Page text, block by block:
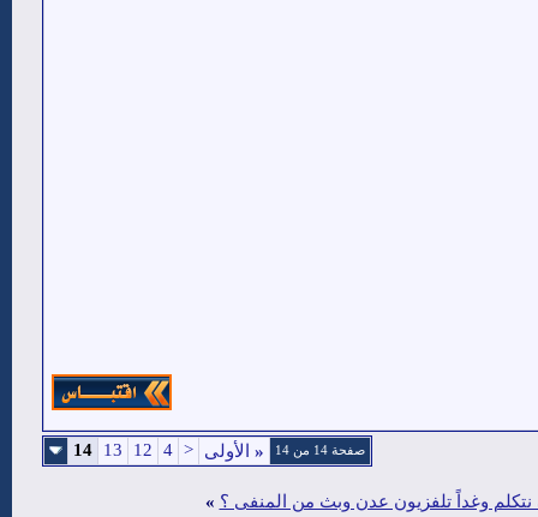
صفحة 14 من 14 « الأولى <
4
12
13
14
وغداً تلفزيون عدن وبث من المنفى ؟ »